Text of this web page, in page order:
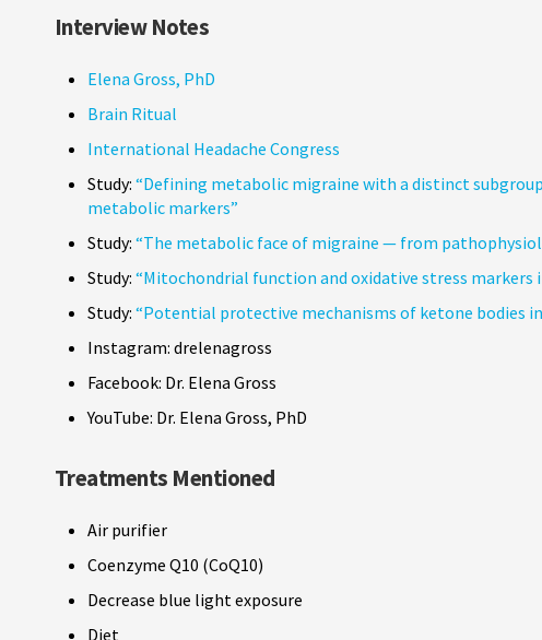
Interview Notes
Elena Gross, PhD
Brain Ritual
International Headache Congress
Study: “Defining metabolic migraine with a distinct
metabolic markers”
Study: “The metabolic face of migraine — from
Study: “Mitochondrial function and oxidative stress markers
Study: “Potential protective mechanisms of ketone bodies
Instagram: drelenagross
Facebook: Dr. Elena Gross
YouTube: Dr. Elena Gross, PhD
Treatments Mentioned
Air purifier
Coenzyme Q10 (CoQ10)
Decrease blue light exposure
Diet